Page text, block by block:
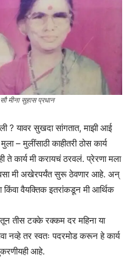
मीना सुहास प्रधान
? यावर सुखदा सांगतात, माझी आई
– मुलींसाठी काहीतरी ठोस कार्य
ते कार्य मी करायचं ठरवलं. प्रेरणा मला
वसा मी अखेरपर्यंत सुरू ठेवणार आहे. अन्
किंवा वैयक्तिक इतरांकडून मी आर्थिक
तीस टक्के रक्कम दर महिना या
नव्हे तर स्वतः पदरमोड करून हे कार्य
आहे.